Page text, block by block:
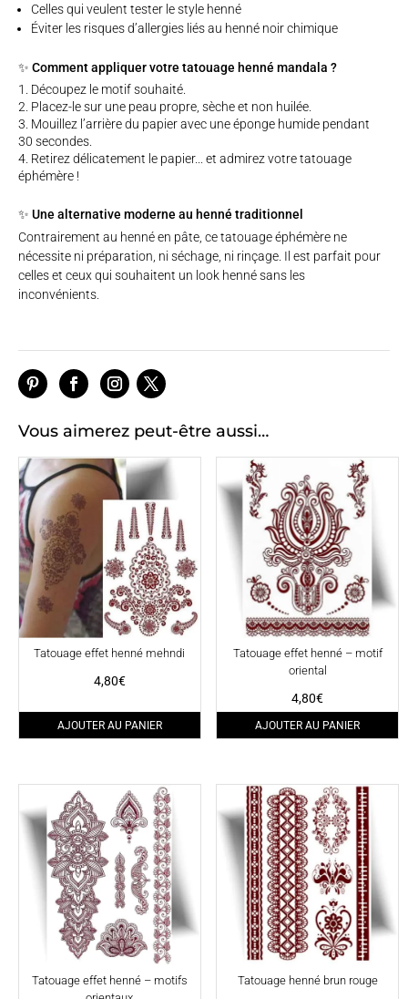
Celles qui veulent tester le style henné
Éviter les risques d’allergies liés au henné noir chimique
✨ Comment appliquer votre tatouage henné mandala ?
Découpez le motif souhaité.
Placez-le sur une peau propre, sèche et non huilée.
Mouillez l’arrière du papier avec une éponge humide pendant
30 secondes.
Retirez délicatement le papier... et admirez votre tatouage
éphémère !
✨ Une alternative moderne au henné traditionnel
Contrairement au henné en pâte, ce tatouage éphémère ne
nécessite ni préparation, ni séchage, ni rinçage. Il est parfait pour
celles et ceux qui souhaitent un look henné sans les
inconvénients.
Vous aimerez peut-être aussi…
Tatouage effet henné mehndi
4,80€
AJOUTER AU PANIER
Tatouage effet henné – motif
oriental
4,80€
AJOUTER AU PANIER
Tatouage effet henné – motifs
Tatouage henné brun rouge